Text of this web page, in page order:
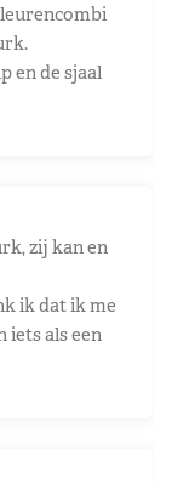
en de sjaal
zij kan en
ik dat ik me
iets als een